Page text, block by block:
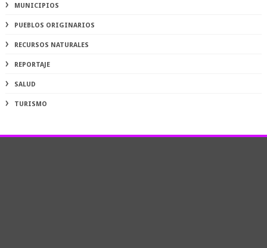
MUNICIPIOS
PUEBLOS ORIGINARIOS
RECURSOS NATURALES
REPORTAJE
SALUD
TURISMO